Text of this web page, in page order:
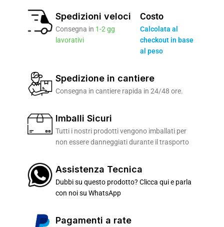
Spedizioni veloci
Consegna in 1-2 gg
lavorativi
Costo
Calcolata al
checkout in base
al peso
Spedizione in cantiere
Consegna in cantiere rapida in 24/48 ore.
Imballi Sicuri
Tutti i nostri prodotti vengono imballati per
non essere danneggiati durante il trasporto
Assistenza Tecnica
Dubbi su questo prodotto? Clicca qui e parla
con noi su WhatsApp
Pagamenti a rate